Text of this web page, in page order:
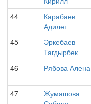
44
Карабаев
Адилет
45
Эркебаев
Тагдырбек
46 Рябова Алена
47
Жумашова